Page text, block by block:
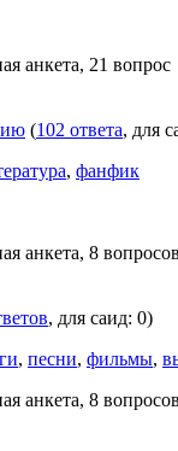
анкета, 21 вопрос
(102 ответа, для
, фанфик
анкета, 8 вопросов
, для саид: 0)
, песни, фильмы,
анкета, 8 вопросов